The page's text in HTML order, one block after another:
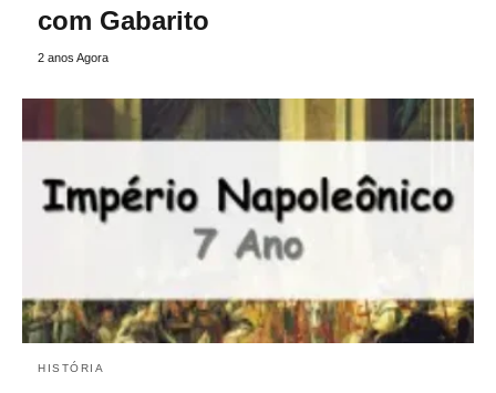
com Gabarito
2 anos Agora
HISTÓRIA